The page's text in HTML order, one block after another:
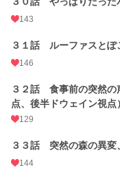
143
３１話 ルーファスとぽ
146
３２話 食事前の突然の
点、後半ドウェイン視点）
129
３３話 突然の森の異変
144